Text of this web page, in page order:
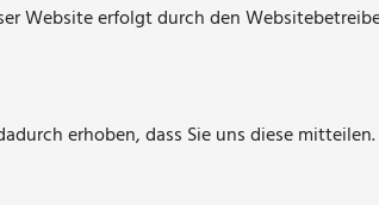
Website erfolgt durch den
erhoben, dass Sie uns diese